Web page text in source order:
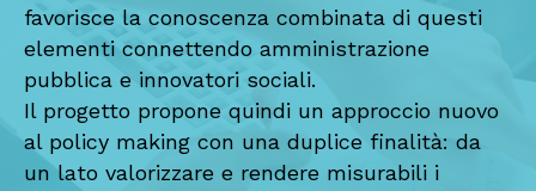
favorisce la conoscenza combinata di questi
elementi connettendo amministrazione
pubblica e innovatori sociali.
Il progetto propone quindi un approccio nuovo
al policy making con una duplice finalità: da
un lato valorizzare e rendere misurabili i